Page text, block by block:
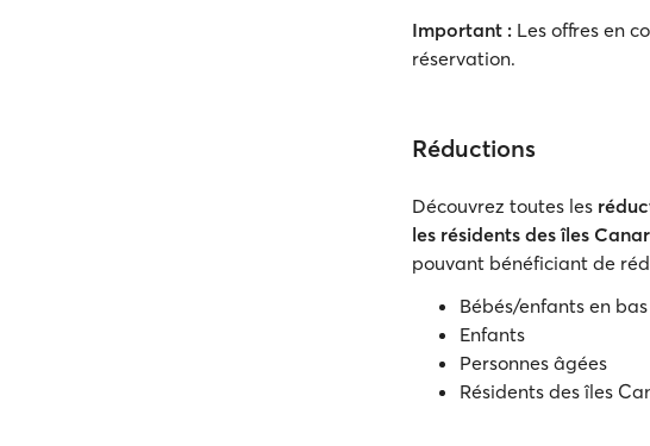
Important : Les offres en
réservation.
Réductions
Découvrez toutes les
les résidents des îles
pouvant bénéficiant de
Bébés/enfants en
Enfants
Personnes âgées
Résidents des îles